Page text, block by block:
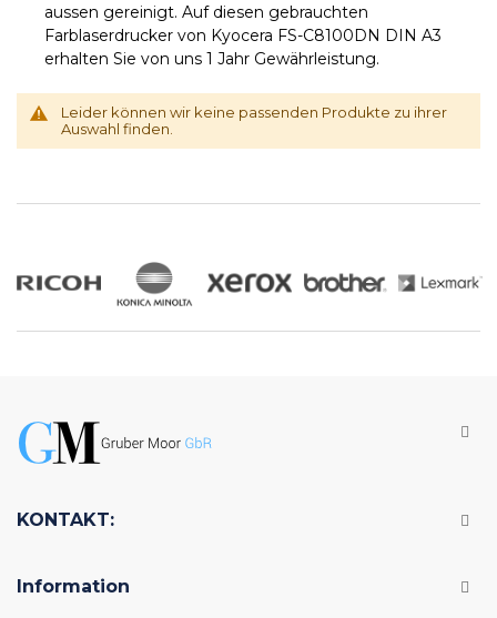
aussen gereinigt. Auf diesen gebrauchten
Farblaserdrucker von Kyocera FS-C8100DN DIN A3
erhalten Sie von uns 1 Jahr Gewährleistung.
Leider können wir keine passenden Produkte zu ihrer
Auswahl finden.
KONTAKT:
Information